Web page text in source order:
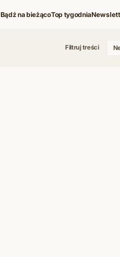
Bądź na bieżącoTop tygodnia
Filtruj treści